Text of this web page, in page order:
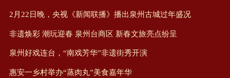
2月22日晚，央视《新闻联播》播出泉州古城过年盛况
非遗焕彩 潮玩迎春 泉州台商区 新春文旅亮点纷呈
泉州好戏连台，“南戏芳华”非遗街秀开演
惠安一乡村举办“蒸肉丸”美食嘉年华